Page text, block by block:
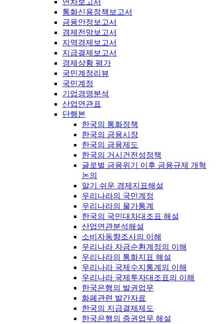
연차보고서
통화신용정책보고서
금융안정보고서
경제전망보고서
지역경제보고서
지급결제보고서
경제상황 평가
국민계정리뷰
국민계정
기업경영분석
산업연관표
단행본
한국의 통화정책
한국의 금융시장
한국의 금융제도
한국의 거시건전성정책
글로벌 금융위기 이후 금융규제 개혁
논의
알기 쉬운 경제지표해설
우리나라의 국민계정
우리나라의 물가통계
한국의 국민대차대조표 해설
산업연관분석해설
소비자동향조사의 이해
우리나라 자금순환계정의 이해
우리나라의 통화지표 해설
우리나라 국제수지통계의 이해
우리나라 국제투자대조표의 이해
한국은행의 발권업무
화폐관련 발간자료
한국의 지급결제제도
한국은행의 증권업무 해설